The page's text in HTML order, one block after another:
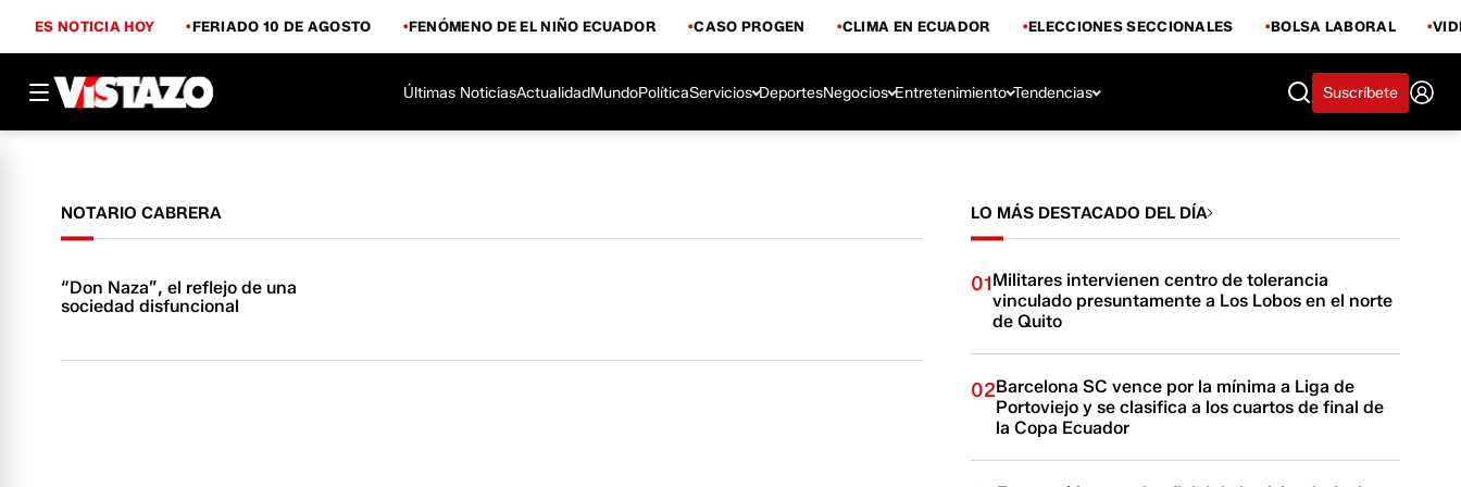
ES NOTICIA HOY FERIADO 10 DE AGOSTO FENÓMENO DE EL NIÑO ECUADOR CASO PROGEN CLIMA EN ECUADOR ELECCIONES SECCIONALES BOLSA LABORAL
Últimas NoticiasActualidadMundoPolíticaServicios DeportesNegocios Entretenimiento Tendencias Suscríbete
NOTARIO CABRERA
“Don Naza”, el reflejo de una
sociedad disfuncional
LO MÁS DESTACADO DEL DÍA
01Militares intervienen centro de tolerancia
vinculado presuntamente a Los Lobos en el norte
de Quito
02Barcelona SC vence por la mínima a Liga de
Portoviejo y se clasifica a los cuartos de final de
la Copa Ecuador